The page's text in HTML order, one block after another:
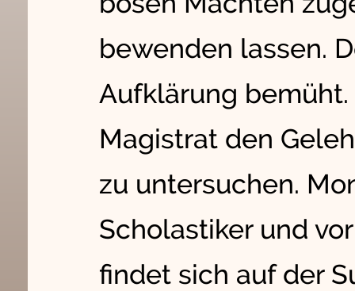
bewenden lassen.
Aufklärung
Magistrat den
zu untersuchen.
Scholastiker und
findet sich auf der